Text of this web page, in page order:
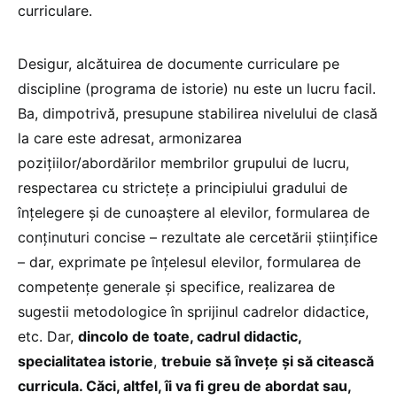
curriculare.
Desigur, alcătuirea de documente curriculare pe
discipline (programa de istorie) nu este un lucru facil.
Ba, dimpotrivă, presupune stabilirea nivelului de clasă
la care este adresat, armonizarea
pozițiilor/abordărilor membrilor grupului de lucru,
respectarea cu strictețe a principiului gradului de
înțelegere și de cunoaștere al elevilor, formularea de
conținuturi concise – rezultate ale cercetării științifice
– dar, exprimate pe înțelesul elevilor, formularea de
competențe generale și specifice, realizarea de
sugestii metodologice în sprijinul cadrelor didactice,
etc. Dar, dincolo de toate, cadrul didactic,
specialitatea istorie, trebuie să învețe și să citească
curricula. Căci, altfel, îi va fi greu de abordat sau,